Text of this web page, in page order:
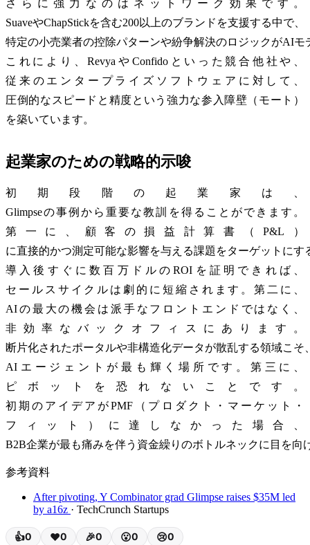
さらに強力なのはネットワーク効果です。
SuaveやChapStickを含む200以上のブランドを支援する中で、
特定の小売業者の控除パターンや紛争解決のロジックがAIモ
これにより、RevyaやConfidoといった競合他社や、
従来のエンタープライズソフトウェアに対して、
圧倒的なスピードと精度という強力な参入障壁（モート）
を築いています。
起業家のための戦略的示唆
初期段階の起業家は、
Glimpseの事例から重要な教訓を得ることができます。
第一に、顧客の損益計算書（P&L）
に直接的かつ測定可能な影響を与える課題をターゲットにす
導入後すぐに数百万ドルのROIを証明できれば、
セールスサイクルは劇的に短縮されます。第二に、
AIの最大の機会は派手なフロントエンドではなく、
非効率なバックオフィスにあります。
断片化されたポータルや非構造化データが散乱する領域こそ
AIエージェントが最も輝く場所です。第三に、
ピボットを恐れないことです。
初期のアイデアがPMF（プロダクト・マーケット・
フィット）に達しなかった場合、
B2B企業が最も痛みを伴う資金繰りのボトルネックに目を向
参考資料
After pivoting, Y Combinator grad Glimpse raises $35M led
by a16z · TechCrunch Startups